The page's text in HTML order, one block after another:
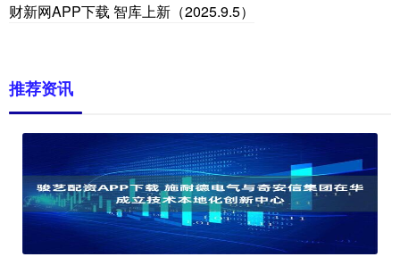
财新网APP下载 智库上新（2025.9.5）
推荐资讯